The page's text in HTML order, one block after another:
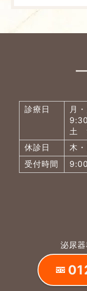
診療日
月
土
休診日
木
受付時間
泌尿